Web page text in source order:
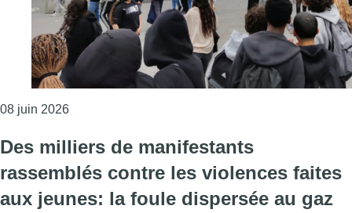
08 juin 2026Consulter l'article "Le SLFP appelle à se
Des milliers de manifestants
rassemblés contre les violences faites
aux jeunes: la foule dispersée au gaz